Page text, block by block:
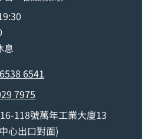
息
6541
7975
118號萬年工業大廈13
心出口對面)